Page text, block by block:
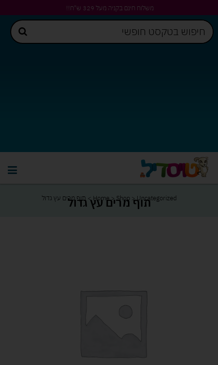
משלוח חינם בקניה מעל 329 ש"ח!!
Home>Shop>Uncategorized
> תוף מרים עץ גדולתוף מרים עץ גדול